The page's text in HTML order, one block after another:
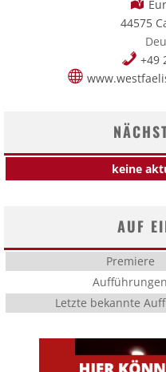
44575
+49
keine
AUF
Premiere
Aufführungen
Letzte bekannte